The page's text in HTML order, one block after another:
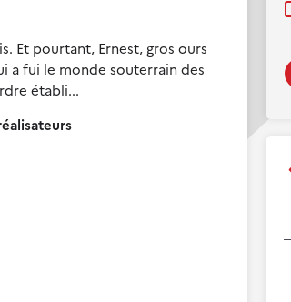
Et pourtant, Ernest, gros ours
a fui le monde souterrain des
établi...